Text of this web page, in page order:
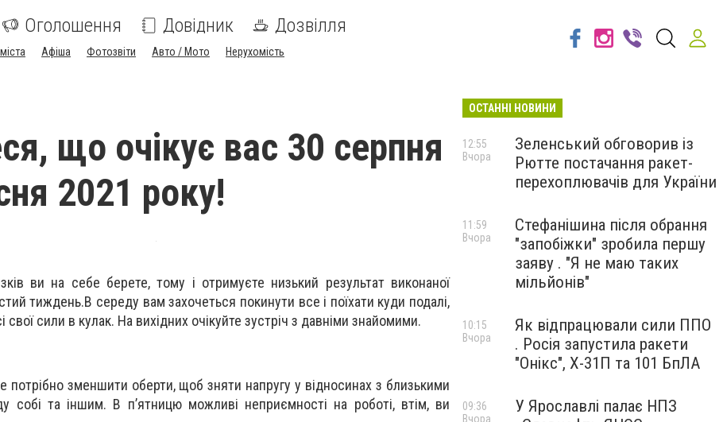
Оголошення Довідник Дозвілля
Афіша Фотозвіти Авто / Мото Нерухомість
що очікує вас 30 серпня
2021 року!
ви на себе берете, тому і отримуєте низький результат виконаної
тиждень.В середу вам захочеться покинути все і поїхати куди подалі,
свої сили в кулак. На вихідних очікуйте зустріч з давніми знайомими.
потрібно зменшити оберти, щоб зняти напругу у відносинах з близькими
собі та іншим. В п’ятницю можливі неприємності на роботі, втім, ви
ОСТАННІ НОВИНИ
Зеленський обговорив із
Рютте постачання ракет-
перехоплювачів для України
12:55
Вчора
Стефанішина після обрання
"запобіжки" зробила першу
заяву . "Я не маю таких
мільйонів"
11:59
Вчора
Як відпрацювали сили ППО
. Росія запустила ракети
"Онікс", Х-31П та 101 БпЛА
10:15
Вчора
У Ярославлі палає НПЗ
09:36
Вчора